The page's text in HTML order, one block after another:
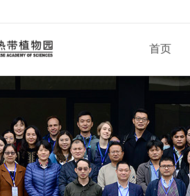
首页
要闻 西园动态
媒体关注 科研进展
园林消息 科普报道
旅游信息 通知公告
现任
历任领导
学术委员会 学位
西园历史 形象
科研部门
业务机构